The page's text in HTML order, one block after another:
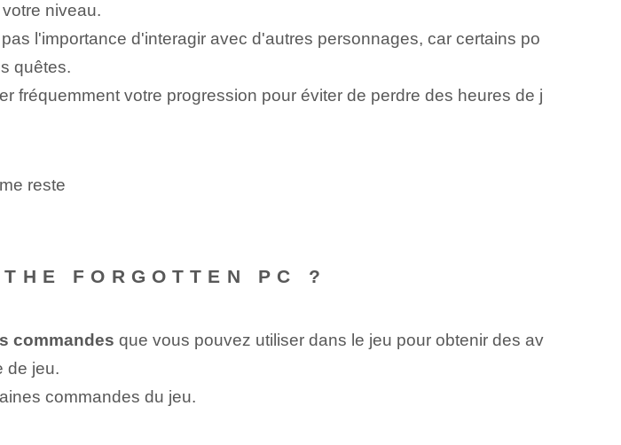
niveau.
l'importance d'interagir avec d'autres personnages, car certains po
quêtes.
fréquemment votre progression pour éviter de perdre des heures de j
reste
FORGOTTEN PC ?
commandes que vous pouvez utiliser dans le jeu pour obtenir des av
de jeu.
commandes du jeu.